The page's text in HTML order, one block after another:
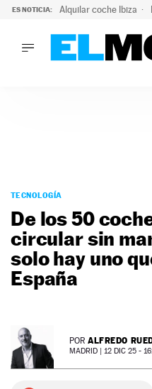
ES NOTICIA: Alquilar coche Ibiza
PODCAST
MOTOS
TECNOLOGÍA
SUPERCOCHES
MOTORTV
NEWSLETTER
TECNOLOGÍA
De los 50
circular sin
solo hay uno
España
POR ALFREDO
MADRID | 12 DIC 25 -